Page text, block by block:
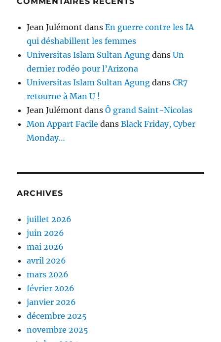
Jean Julémont dansEn guerre contre les IA
qui déshabillent les femmes
Universitas Islam Sultan Agung dansUn
dernier rodéo pour l’Arizona
Universitas Islam Sultan Agung dansCR7
retourne à Man U !
Jean Julémont dansÔ grand Saint-Nicolas
Mon Appart Facile dansBlack Friday, Cyber
Monday…
ARCHIVES
juillet 2026
juin 2026
mai 2026
avril 2026
mars 2026
février 2026
janvier 2026
décembre 2025
novembre 2025